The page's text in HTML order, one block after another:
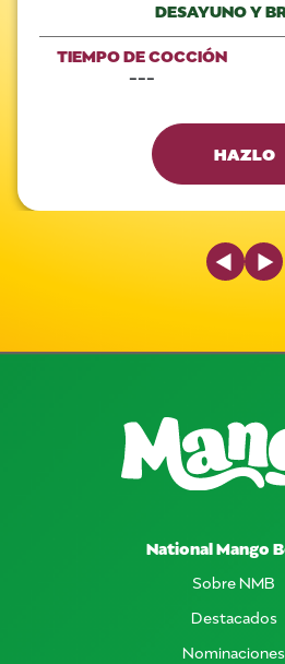
DESAYUNO Y
TIEMPO DE COCCIÓN
---
HAZLO
PreviousNext
National Mango
Sobre NMB
Destacados
Nominaciones